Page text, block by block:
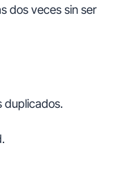
dos veces sin ser
duplicados.